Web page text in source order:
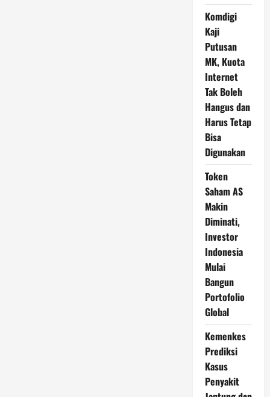
Komdigi
Kaji
Putusan
MK, Kuota
Internet
Tak Boleh
Hangus dan
Harus Tetap
Bisa
Digunakan
Token
Saham AS
Makin
Diminati,
Investor
Indonesia
Mulai
Bangun
Portofolio
Global
Kemenkes
Prediksi
Kasus
Penyakit